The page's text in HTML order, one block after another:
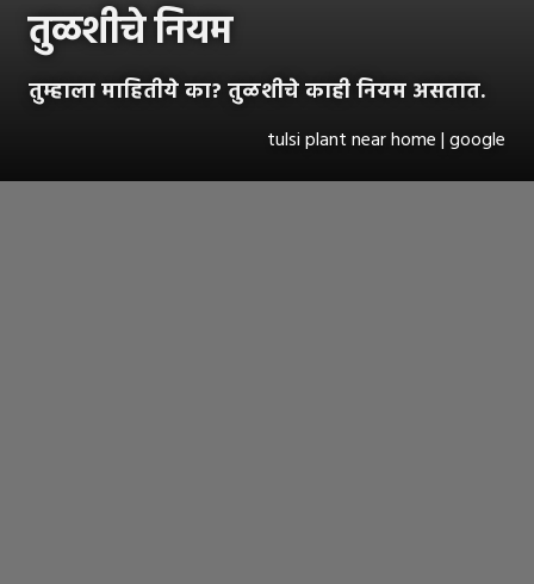
तुळशीचे नियम
तुम्हाला माहितीये का? तुळशीचे काही नियम असतात.
tulsi plant near home | google